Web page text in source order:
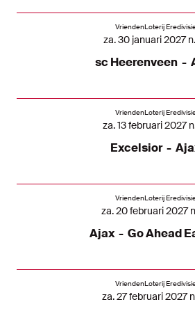
VriendenLoterij
za. 30 januari 2027
sc Heerenveen -
VriendenLoterij
za. 13 februari 2027
Excelsior -
VriendenLoterij
za. 20 februari 2027
Ajax - Go Ahead
VriendenLoterij
za. 27 februari 2027